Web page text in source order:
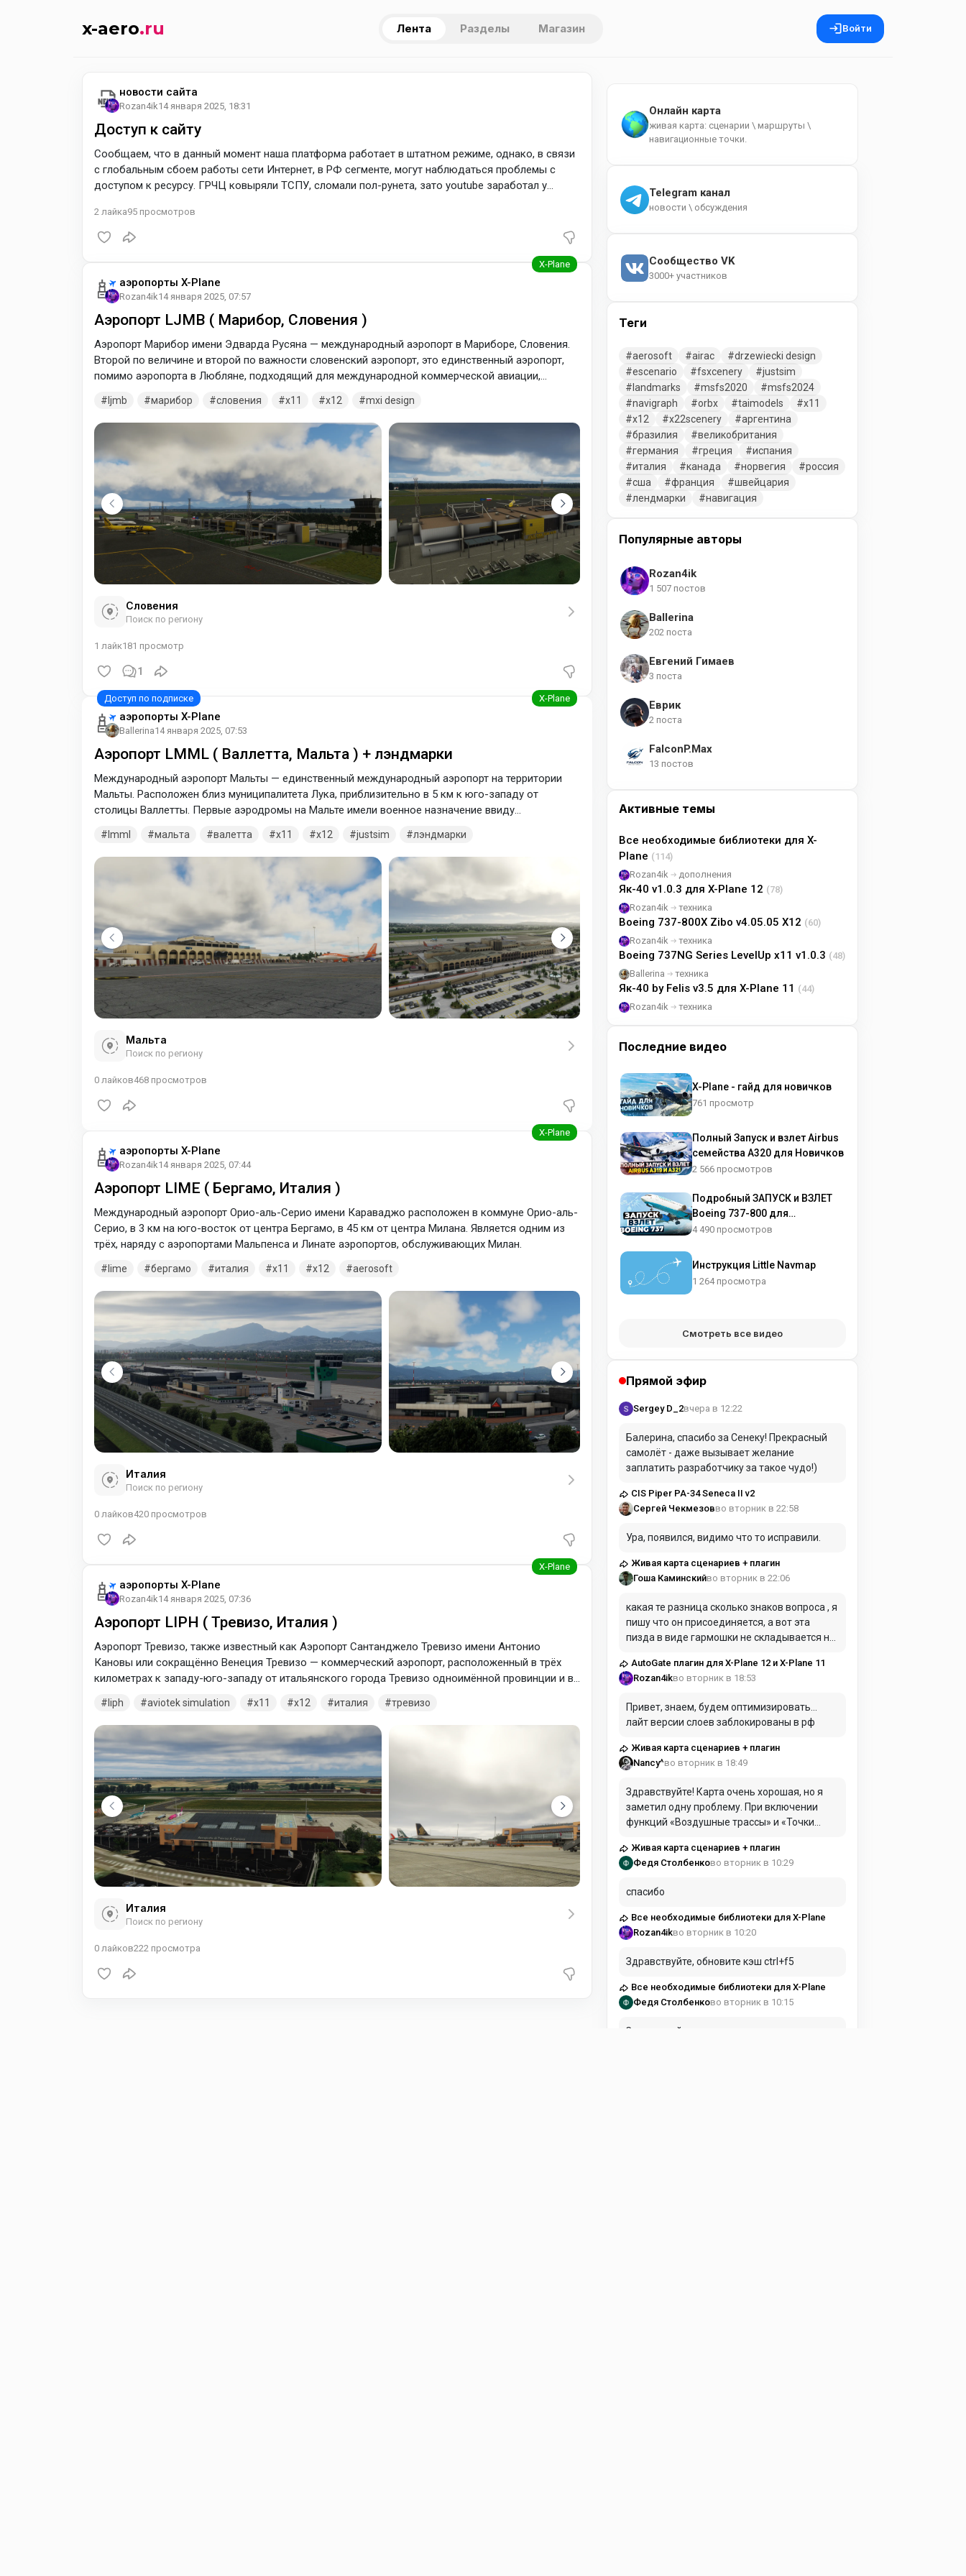
x-aero.ru Лента Разделы Магазин Войти
новости сайта
Rozan4ik14 января 2025, 18:31
Доступ к сайту
Сообщаем, что в данный момент наша платформа работает в штатном режиме, однако, в связи
с глобальным сбоем работы сети Интернет, в РФ сегменте, могут наблюдаться проблемы с
доступом к ресурсу. ГРЧЦ ковыряли ТСПУ, сломали пол-рунета, зато youtube заработал у
2 лайка95 просмотров
аэропорты X-Plane
Rozan4ik14 января 2025, 07:57
Аэропорт LJMB ( Марибор, Словения )
Аэропорт Марибор имени Эдварда Русяна — международный аэропорт в Мариборе, Словения.
Второй по величине и второй по важности словенский аэропорт, это единственный аэропорт,
помимо аэропорта в Любляне, подходящий для международной коммерческой авиации,
ljmb марибор словения x11 x12 mxi design
Словения
Поиск по региону
1 лайк181 просмотр
1
аэропорты X-Plane
Ballerina14 января 2025, 07:53
Аэропорт LMML ( Валлетта, Мальта ) + лэндмарки
Международный аэропорт Мальты — единственный международный аэропорт на территории
Мальты. Расположен близ муниципалитета Лука, приблизительно в 5 км к юго-западу от
столицы Валлетты. Первые аэродромы на Мальте имели военное назначение ввиду
lmml мальта валетта x11 x12 justsim лэндмарки
Мальта
Поиск по региону
0 лайков468 просмотров
аэропорты X-Plane
Rozan4ik14 января 2025, 07:44
Аэропорт LIME ( Бергамо, Италия )
Международный аэропорт Орио-аль-Серио имени Караваджо расположен в коммуне Орио-аль-
Серио, в 3 км на юго-восток от центра Бергамо, в 45 км от центра Милана. Является одним из
трёх, наряду с аэропортами Мальпенса и Линате аэропортов, обслуживающих Милан.
lime бергамо италия x11 x12 aerosoft
Италия
Поиск по региону
0 лайков420 просмотров
аэропорты X-Plane
Rozan4ik14 января 2025, 07:36
Аэропорт LIPH ( Тревизо, Италия )
Аэропорт Тревизо, также известный как Аэропорт Сантанджело Тревизо имени Антонио
Кановы или сокращённо Венеция Тревизо — коммерческий аэропорт, расположенный в трёх
километрах к западу-юго-западу от итальянского города Тревизо одноимённой провинции и в
бюджетных авиакомпаний, совершающих полёты из Берлина, Лондона, Парижа и других
европейских аэропортов. После проведённой реконструкции аэропорт Тревизо удобно
liph aviotek simulation x11 x12 италия тревизо
Италия
Поиск по региону
0 лайков222 просмотра
Онлайн карта
живая карта: сценарии \ маршруты \
навигационные точки.
Telegram канал
новости \ обсуждения
Сообщество VK
3000+ участников
Теги
aerosoft airac
drzewiecki design
escenario
fsxcenery
justsim
landmarks
msfs2020
msfs2024
navigraph
orbx taimodels
x11
x12
x22scenery
аргентина
бразилия
великобритания
германия
греция
испания
италия
канада норвегия
россия
сша
франция
швейцария
лендмарки
навигация
Популярные авторы
Rozan4ik
1 507 постов
Ballerina
202 поста
Евгений Гимаев
3 поста
Еврик
2 поста
FalconP.Max
13 постов
Активные темы
Все необходимые библиотеки для X-
Plane (114)
Rozan4ik
дополнения
Як-40 v1.0.3 для X-Plane 12 (78)
Rozan4ik
техника
Boeing 737-800X Zibo v4.05.05 X12 (60)
Rozan4ik
техника
Boeing 737NG Series LevelUp x11 v1.0.3 (48)
Ballerina
техника
Як-40 by Felis v3.5 для X-Plane 11 (44)
Rozan4ik
техника
Последние видео
X-Plane - гайд для новичков
761 просмотр
Полный Запуск и взлет Airbus
семейства A320 для Новичков
2 566 просмотров
Подробный ЗАПУСК и ВЗЛЕТ
Boeing 737-800 для
НОВИЧКОВ
4 490 просмотров
Инструкция Little Navmap
1 264 просмотра
Смотреть все видео
Прямой эфир
Sergey D_2вчера в 12:22
Балерина, спасибо за Сенеку! Прекрасный
самолёт - даже вызывает желание
заплатить разработчику за такое чудо!)
CIS Piper PA-34 Seneca II v2
Сергей Чекмезовво вторник в 22:58
Ура, появился, видимо что то исправили.
Живая карта сценариев + плагин
Гоша Каминскийво вторник в 22:06
какая те разница сколько знаков вопроса , я
пишу что он присоединяется, а вот эта
пизда в виде гармошки не складывается ну
имел ввиду
AutoGate плагин для X-Plane 12 и X-Plane 11
Rozan4ikво вторник в 18:53
Привет, знаем, будем оптимизировать…
лайт версии слоев заблокированы в рф
Живая карта сценариев + плагин
Nancy^во вторник в 18:49
Здравствуйте! Карта очень хорошая, но я
заметил одну проблему. При включении
функций «Воздушные трассы» и «Точки
занимают оперативную память. Из-за этого
карта начинает сильно зависать и работать
Живая карта сценариев + плагин
Федя Столбенково вторник в 10:29
спасибо
Все необходимые библиотеки для X-Plane
Rozan4ikво вторник в 10:20
Здравствуйте, обновите кэш ctrl+f5
Все необходимые библиотеки для X-Plane
Федя Столбенково вторник в 10:15
Здравствуйте купил подписку а доступа к